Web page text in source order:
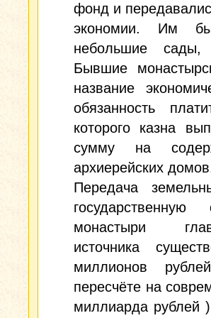
фонд и
экономии. Им
небольшие
Бывшие
название
обязанность
которого казна
сумму на
архиерейских
Передача
государственную
монастыри
источника
миллионов
пересчёте на
миллиарда рублей